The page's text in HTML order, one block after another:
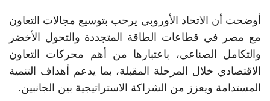
أوضحت أن الاتحاد الأوروبي يرحب بتوسيع مجالات التعاون
مع مصر في قطاعات الطاقة المتجددة والتحول الأخضر
والتكامل الصناعي، باعتبارها من أهم محركات التعاون
الاقتصادي خلال المرحلة المقبلة، بما يدعم أهداف التنمية
المستدامة ويعزز من الشراكة الاستراتيجية بين الجانبين.